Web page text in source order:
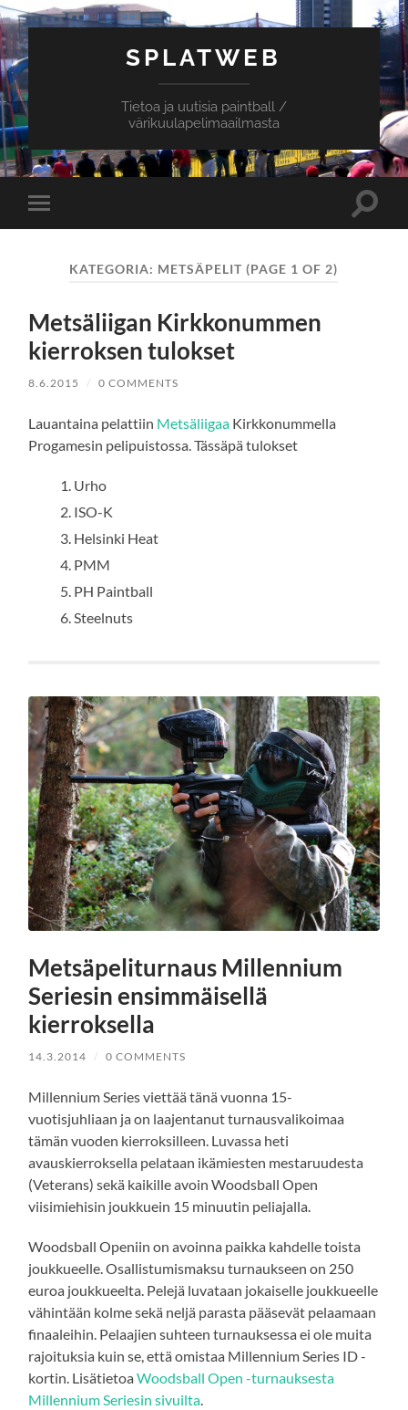
SPLATWEB
Tietoa ja uutisia paintball /
värikuulapelimaailmasta
Toggle
mobile
Toggle
KATEGORIA: METSÄPELIT (PAGE 1 OF 2)
Metsäliigan Kirkkonummen
kierroksen tulokset
8.6.2015 / 0 COMMENTS
Lauantaina pelattiin Metsäliigaa Kirkkonummella
Progamesin pelipuistossa. Tässäpä tulokset
Urho
ISO-K
Helsinki Heat
PMM
PH Paintball
Steelnuts
Metsäpeliturnaus Millennium
Seriesin ensimmäisellä
kierroksella
14.3.2014 / 0 COMMENTS
Millennium Series viettää tänä vuonna 15-
vuotisjuhliaan ja on laajentanut turnausvalikoimaa
tämän vuoden kierroksilleen. Luvassa heti
avauskierroksella pelataan ikämiesten mestaruudesta
(Veterans) sekä kaikille avoin Woodsball Open
viisimiehisin joukkuein 15 minuutin peliajalla.
Woodsball Openiin on avoinna paikka kahdelle toista
joukkueelle. Osallistumismaksu turnaukseen on 250
euroa joukkueelta. Pelejä luvataan jokaiselle joukkueelle
vähintään kolme sekä neljä parasta pääsevät pelaamaan
finaaleihin. Pelaajien suhteen turnauksessa ei ole muita
rajoituksia kuin se, että omistaa Millennium Series ID -
kortin. LisätietoaWoodsball Open -turnauksesta
Millennium Seriesin sivuilta.